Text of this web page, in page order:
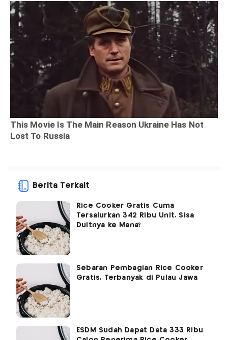
Berita Terkait
Rice Cooker Gratis Cuma
Tersalurkan 342 Ribu Unit, Sisa
Duitnya ke Mana?
Sebaran Pembagian Rice Cooker
Gratis, Terbanyak di Pulau Jawa
ESDM Sudah Dapat Data 333 Ribu